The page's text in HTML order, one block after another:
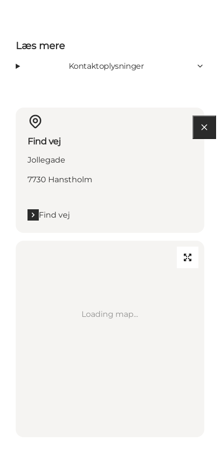
Læs mere
Kontaktoplysninger
Find vej
Jollegade
7730 Hanstholm
Find vej
Loading map...